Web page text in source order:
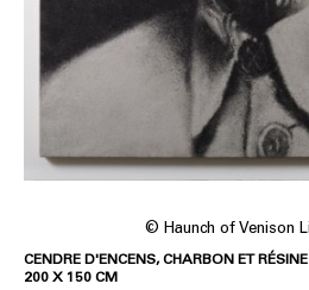
© Haunch of Venison
CENDRE D'ENCENS, CHARBON ET
200 X 150 CM